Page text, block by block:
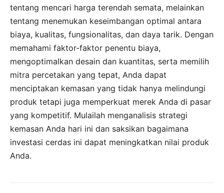
tentang mencari harga terendah semata, melainkan
tentang menemukan keseimbangan optimal antara
biaya, kualitas, fungsionalitas, dan daya tarik. Dengan
memahami faktor-faktor penentu biaya,
mengoptimalkan desain dan kuantitas, serta memilih
mitra percetakan yang tepat, Anda dapat
menciptakan kemasan yang tidak hanya melindungi
produk tetapi juga memperkuat merek Anda di pasar
yang kompetitif. Mulailah menganalisis strategi
kemasan Anda hari ini dan saksikan bagaimana
investasi cerdas ini dapat meningkatkan nilai produk
Anda.